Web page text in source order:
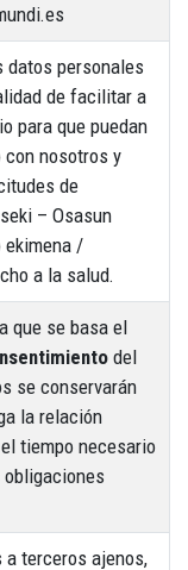
datos personales
de facilitar a
para que puedan
nosotros y
de
– Osasun
ekimena /
a la salud.
que se basa el
del
se conservarán
la relación
tiempo necesario
a terceros ajenos,